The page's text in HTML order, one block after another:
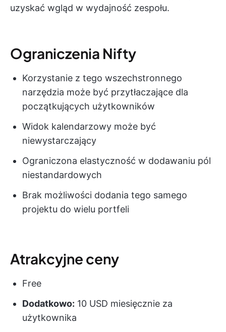
uzyskać wgląd w wydajność zespołu.
Ograniczenia Nifty
Korzystanie z tego wszechstronnego
narzędzia może być przytłaczające dla
początkujących użytkowników
Widok kalendarzowy może być
niewystarczający
Ograniczona elastyczność w dodawaniu pól
niestandardowych
Brak możliwości dodania tego samego
projektu do wielu portfeli
Atrakcyjne ceny
Free
Dodatkowo: 10 USD miesięcznie za
użytkownika